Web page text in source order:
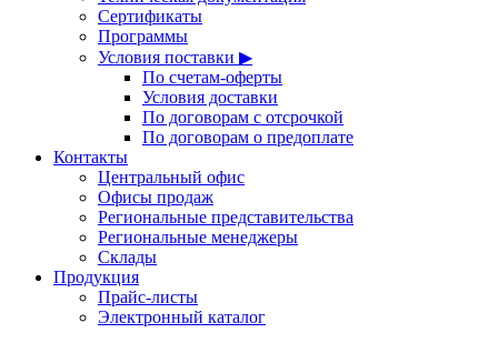
Сертификаты
Программы
Условия поставки ▶
По счетам-оферты
Условия доставки
По договорам с отсрочкой
По договорам о предоплате
Контакты
Центральный офис
Офисы продаж
Региональные представительства
Региональные менеджеры
Склады
Продукция
Прайс-листы
Электронный каталог